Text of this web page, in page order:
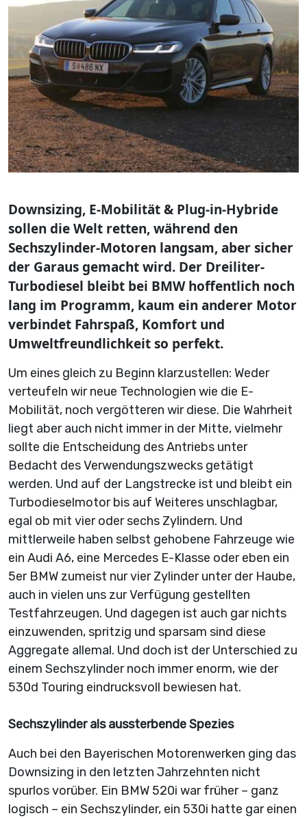
Downsizing, E-Mobilität & Plug-in-Hybride
sollen die Welt retten, während den
Sechszylinder-Motoren langsam, aber sicher
der Garaus gemacht wird. Der Dreiliter-
Turbodiesel bleibt bei BMW hoffentlich noch
lang im Programm, kaum ein anderer Motor
verbindet Fahrspaß, Komfort und
Umweltfreundlichkeit so perfekt.
Um eines gleich zu Beginn klarzustellen: Weder
verteufeln wir neue Technologien wie die E-
Mobilität, noch vergötteren wir diese. Die Wahrheit
liegt aber auch nicht immer in der Mitte, vielmehr
sollte die Entscheidung des Antriebs unter
Bedacht des Verwendungszwecks getätigt
werden. Und auf der Langstrecke ist und bleibt ein
Turbodieselmotor bis auf Weiteres unschlagbar,
egal ob mit vier oder sechs Zylindern. Und
mittlerweile haben selbst gehobene Fahrzeuge wie
ein Audi A6, eine Mercedes E-Klasse oder eben ein
5er BMW zumeist nur vier Zylinder unter der Haube,
auch in vielen uns zur Verfügung gestellten
Testfahrzeugen. Und dagegen ist auch gar nichts
einzuwenden, spritzig und sparsam sind diese
Aggregate allemal. Und doch ist der Unterschied zu
einem Sechszylinder noch immer enorm, wie der
530d Touring eindrucksvoll bewiesen hat.
Sechszylinder als aussterbende Spezies
Auch bei den Bayerischen Motorenwerken ging das
Downsizing in den letzten Jahrzehnten nicht
spurlos vorüber. Ein BMW 520i war früher – ganz
logisch – ein Sechszylinder, ein 530i hatte gar einen